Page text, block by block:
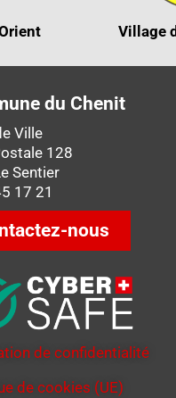
Village
du Chenit
Ville
128
Sentier
17 21
nous
de confidentialité
de cookies (UE)